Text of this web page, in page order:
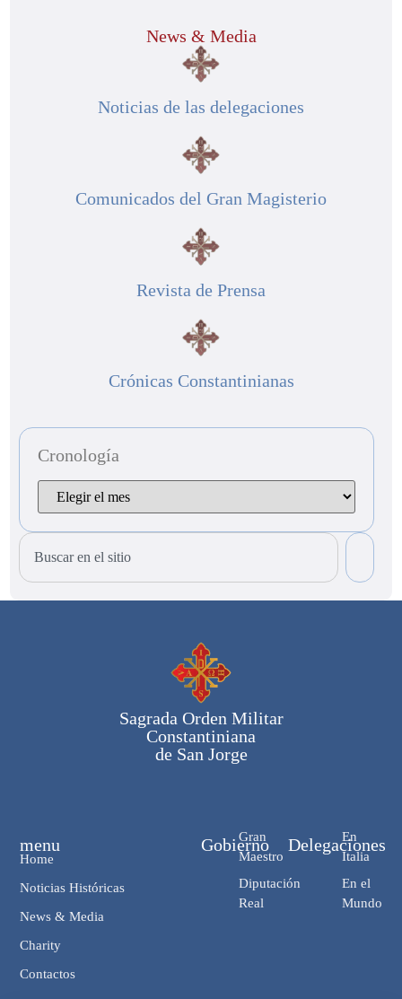
News & Media
Noticias de las delegaciones
Comunicados del Gran Magisterio
Revista de Prensa
Crónicas Constantinianas
Cronología
Sagrada Orden Militar
Constantiniana
de San Jorge
Gobierno
Gran
Maestro
Diputación
Real
Delegaciones
En
Italia
En el
Mundo
menu
Home
Noticias Históricas
News & Media
Charity
Contactos